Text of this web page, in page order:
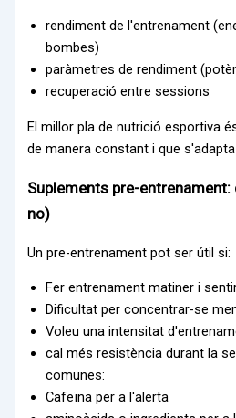
rendiment de l'entrenament
bombes)
paràmetres de rendiment
recuperació entre sessions
El millor pla de nutrició esportiva
de manera constant i que s'adapta
Suplements pre-entrenament:
no)
Un pre-entrenament pot ser útil si:
Fer entrenament matiner i
Dificultat per concentrar-se
Voleu una intensitat
cal més resistència durant la
comunes:
Cafeïna per a l'alerta